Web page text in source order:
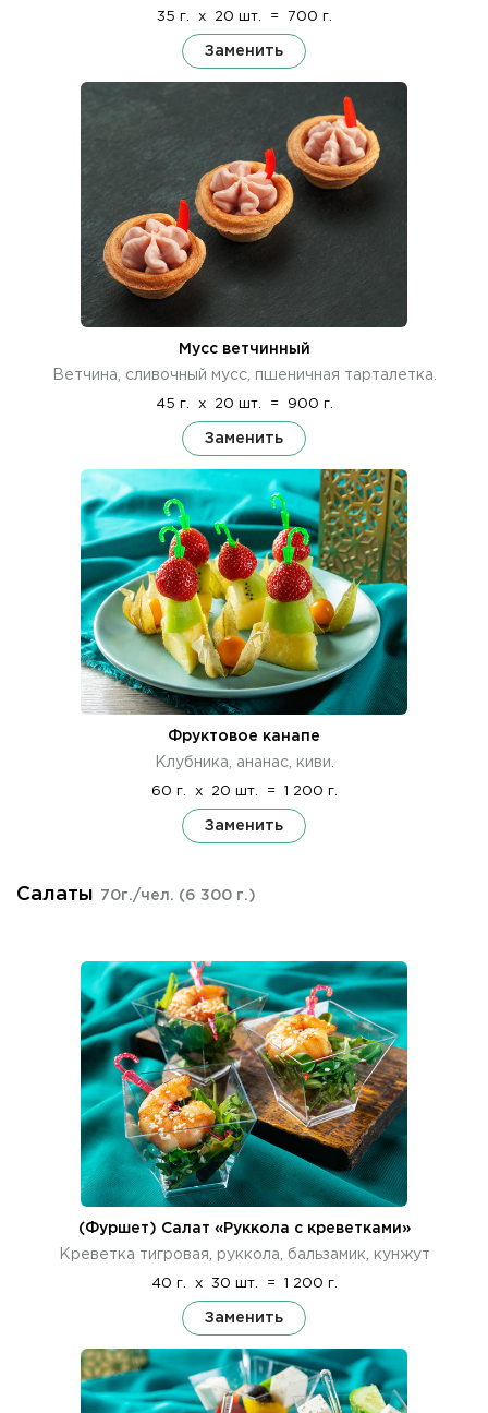
35 г. x 20 шт. = 700 г.
Заменить
Мусс ветчинный
Ветчина, сливочный мусс, пшеничная тарталетка.
45 г. x 20 шт. = 900 г.
Заменить
Фруктовое канапе
Клубника, ананас, киви.
60 г. x 20 шт. = 1 200 г.
Заменить
Салаты 70г./чел. (6 300 г.)
(Фуршет) Салат «Руккола с креветками»
Креветка тигровая, руккола, бальзамик, кунжут
40 г. x 30 шт. = 1 200 г.
Заменить